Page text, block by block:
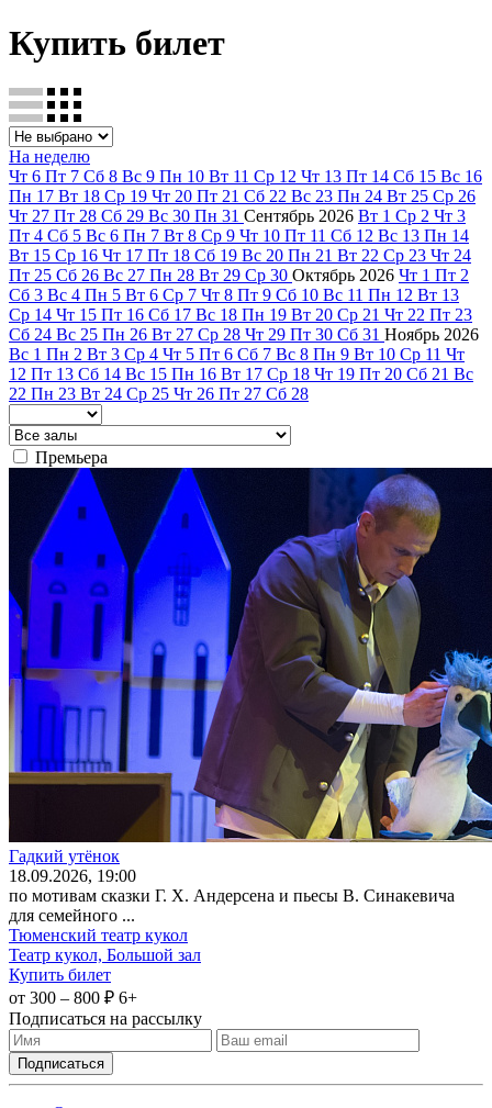
Купить билет
На неделю
Чт 6 Пт 7 Сб 8 Вс 9 Пн 10 Вт 11 Ср 12 Чт 13 Пт 14 Сб 15 Вс 16
Пн 17 Вт 18 Ср 19 Чт 20 Пт 21 Сб 22 Вс 23 Пн 24 Вт 25 Ср 26
Чт 27 Пт 28 Сб 29 Вс 30 Пн 31 Сентябрь 2026 Вт 1 Ср 2 Чт 3
Пт 4 Сб 5 Вс 6 Пн 7 Вт 8 Ср 9 Чт 10 Пт 11 Сб 12 Вс 13 Пн 14
Вт 15 Ср 16 Чт 17 Пт 18 Сб 19 Вс 20 Пн 21 Вт 22 Ср 23 Чт 24
Пт 25 Сб 26 Вс 27 Пн 28 Вт 29 Ср 30 Октябрь 2026 Чт 1 Пт 2
Сб 3 Вс 4 Пн 5 Вт 6 Ср 7 Чт 8 Пт 9 Сб 10 Вс 11 Пн 12 Вт 13
Ср 14 Чт 15 Пт 16 Сб 17 Вс 18 Пн 19 Вт 20 Ср 21 Чт 22 Пт 23
Сб 24 Вс 25 Пн 26 Вт 27 Ср 28 Чт 29 Пт 30 Сб 31 Ноябрь 2026
Вс 1 Пн 2 Вт 3 Ср 4 Чт 5 Пт 6 Сб 7 Вс 8 Пн 9 Вт 10 Ср 11 Чт
12 Пт 13 Сб 14 Вс 15 Пн 16 Вт 17 Ср 18 Чт 19 Пт 20 Сб 21 Вс
22 Пн 23 Вт 24 Ср 25 Чт 26 Пт 27 Сб 28
Премьера
Гадкий утёнок
18.09.2026, 19:00
по мотивам сказки Г. Х. Андерсена и пьесы В. Синакевича
для семейного ...
Тюменский театр кукол
Театр кукол, Большой зал
Купить билет
от 300 – 800 ₽ 6+
Подписаться на рассылку